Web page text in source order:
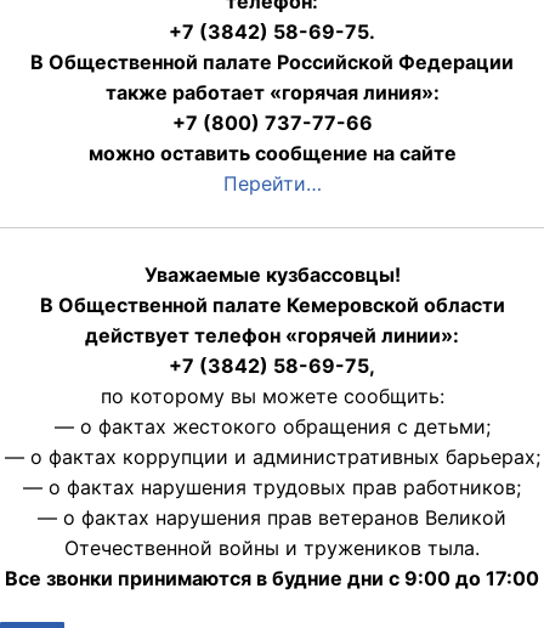
+7 (3842) 58-69-75.
В Общественной палате Российской Федерации
также работает «горячая линия»:
+7 (800) 737-77-66
можно оставить сообщение на сайте
Перейти…
Уважаемые кузбассовцы!
В Общественной палате Кемеровской области
действует телефон «горячей линии»:
+7 (3842) 58-69-75,
по которому вы можете сообщить:
— о фактах жестокого обращения с детьми;
— о фактах коррупции и административных барьерах;
— о фактах нарушения трудовых прав работников;
— о фактах нарушения прав ветеранов Великой
Отечественной войны и тружеников тыла.
Все звонки принимаются в будние дни с 9:00 до 17:00